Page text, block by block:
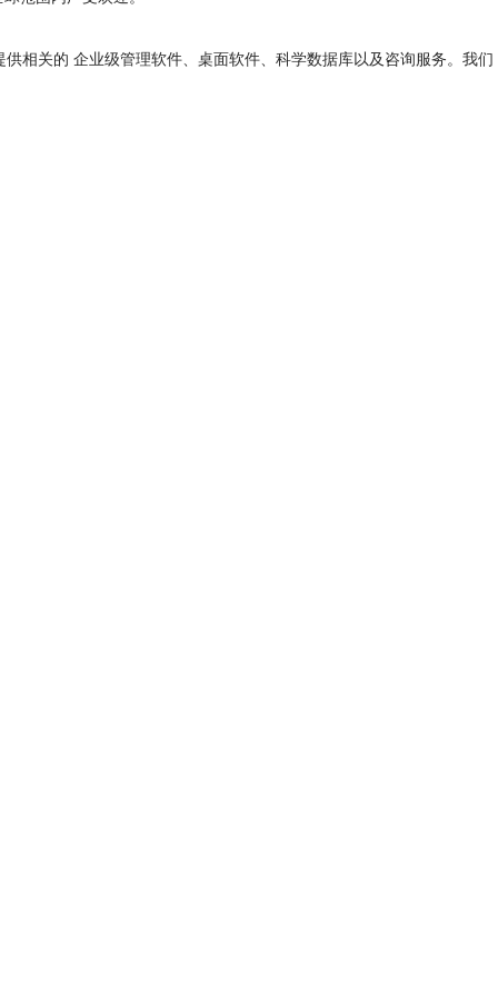
相关的 企业级管理软件、桌面软件、科学数据库以及咨询服务。我们